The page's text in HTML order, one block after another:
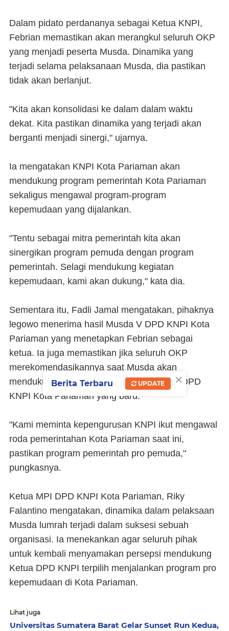
Dalam pidato perdananya sebagai Ketua KNPI,
Febrian memastikan akan merangkul seluruh OKP
yang menjadi peserta Musda. Dinamika yang
terjadi selama pelaksanaan Musda, dia pastikan
tidak akan berlanjut.
"Kita akan konsolidasi ke dalam dalam waktu
dekat. Kita pastikan dinamika yang terjadi akan
berganti menjadi sinergi," ujarnya.
Ia mengatakan KNPI Kota Pariaman akan
mendukung program pemerintah Kota Pariaman
sekaligus mengawal program-program
kepemudaan yang dijalankan.
"Tentu sebagai mitra pemerintah kita akan
sinergikan program pemuda dengan program
pemerintah. Selagi mendukung kegiatan
kepemudaan, kami akan dukung," kata dia.
Sementara itu, Fadli Jamal mengatakan, pihaknya
legowo menerima hasil Musda V DPD KNPI Kota
Pariaman yang menetapkan Febrian sebagai
ketua. Ia juga memastikan jika seluruh OKP
merekomendasikannya saat Musda akan
mendukung penuh Febrian sebagai ketua DPD
KNPI Kota Pariaman yang baru.
"Kami meminta kepengurusan KNPI ikut mengawal
roda pemerintahan Kota Pariaman saat ini,
pastikan program pemerintah pro pemuda,"
pungkasnya.
Ketua MPI DPD KNPI Kota Pariaman, Riky
Falantino mengatakan, dinamika dalam pelaksaan
Musda lumrah terjadi dalam suksesi sebuah
organisasi. Ia menekankan agar seluruh pihak
untuk kembali menyamakan persepsi mendukung
Ketua DPD KNPI terpilih menjalankan program pro
kepemudaan di Kota Pariaman.
Lihat juga
Universitas Sumatera Barat Gelar Sunset Run Kedua,
×
Berita Terbaru UPDATE